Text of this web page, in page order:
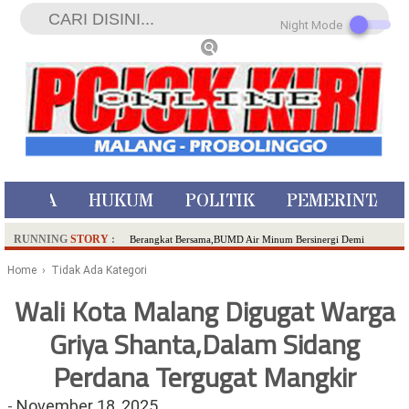
HUKUM POLITIK
RUNNING STORY : Berangkat Bersama,BUMD Air Minum Bersinergi Demi
Ditangkap di Kediri,Satu Buron
SDN Sumberejo 02 Kota Batu Kembangkan Program Inovasi
Literasi Melalui LASKAR JODA, Usung Filosofi Gelar Sehelai
Tikar
Ambulance Dari Berbagai Daerah Padati Kota Wisata Batu
Home › Tidak Ada Kategori
Wali Kota Malang Digugat Warga
Griya Shanta,Dalam Sidang
Perdana Tergugat Mangkir
Night Mode